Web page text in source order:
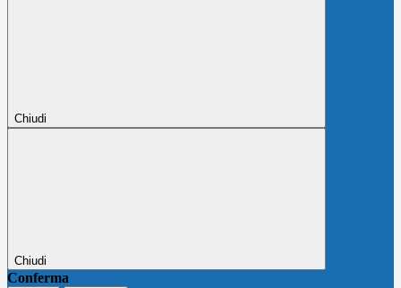
Chiudi
Chiudi
Conferma